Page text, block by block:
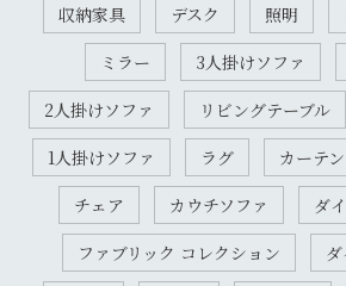
収納家具 デスク 照明
ミラー
3人掛けソファ
2人掛けソファ
リビングテーブル
1人掛けソファ
ラグ カーテン
チェア
カウチソファ
ダ
ファブリック コレクション